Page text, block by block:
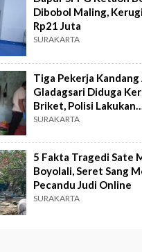
Dibobol Maling,
Rp21 Juta
SURAKARTA
Tiga Pekerja Kandang
Gladagsari Diduga
Briket, Polisi Lakukan
Penyelidikan
SURAKARTA
5 Fakta Tragedi Sate
Boyolali, Seret Sang
Pecandu Judi Online
SURAKARTA